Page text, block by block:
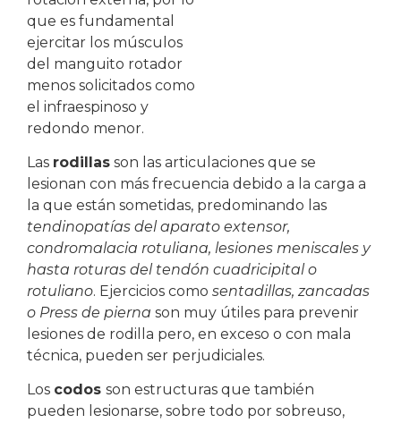
que es fundamental
ejercitar los músculos
del manguito rotador
menos solicitados como
el infraespinoso y
redondo menor.
Las rodillas son las articulaciones que se
lesionan con más frecuencia debido a la carga a
la que están sometidas, predominando las
tendinopatías del aparato extensor,
condromalacia rotuliana, lesiones meniscales y
hasta roturas del tendón cuadricipital o
rotuliano. Ejercicios como sentadillas, zancadas
o Press de pierna son muy útiles para prevenir
lesiones de rodilla pero, en exceso o con mala
técnica, pueden ser perjudiciales.
Los codos son estructuras que también
pueden lesionarse, sobre todo por sobreuso,